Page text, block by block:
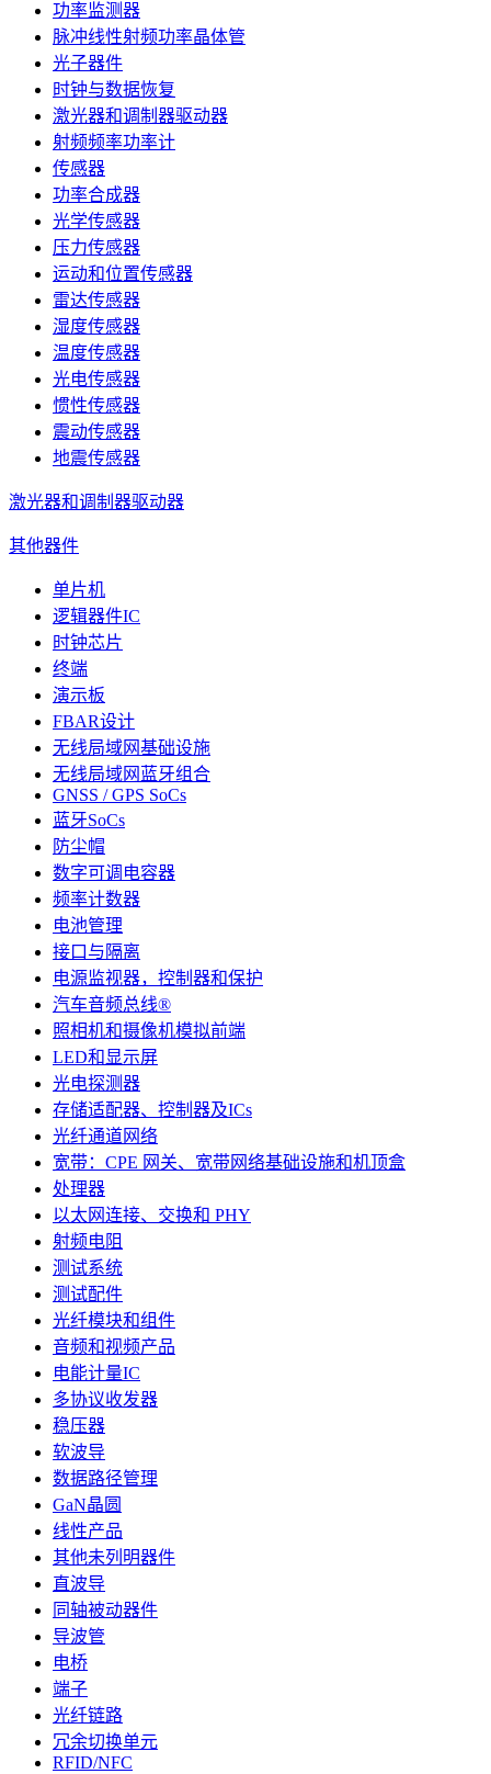
功率监测器
脉冲线性射频功率晶体管
光子器件
时钟与数据恢复
激光器和调制器驱动器
射频频率功率计
传感器
功率合成器
光学传感器
压力传感器
运动和位置传感器
雷达传感器
湿度传感器
温度传感器
光电传感器
惯性传感器
震动传感器
地震传感器
激光器和调制器驱动器
其他器件
单片机
逻辑器件IC
时钟芯片
终端
演示板
FBAR设计
无线局域网基础设施
无线局域网蓝牙组合
GNSS / GPS SoCs
蓝牙SoCs
防尘帽
数字可调电容器
频率计数器
电池管理
接口与隔离
电源监视器，控制器和保护
汽车音频总线®
照相机和摄像机模拟前端
LED和显示屏
光电探测器
存储适配器、控制器及ICs
光纤通道网络
宽带：CPE 网关、宽带网络基础设施和机顶盒
处理器
以太网连接、交换和 PHY
射频电阻
测试系统
测试配件
光纤模块和组件
音频和视频产品
电能计量IC
多协议收发器
稳压器
软波导
数据路径管理
GaN晶圆
线性产品
其他未列明器件
直波导
同轴被动器件
导波管
电桥
端子
光纤链路
冗余切换单元
RFID/NFC